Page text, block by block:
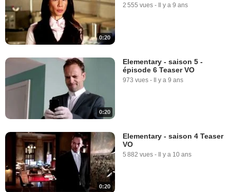
0:20
2 555 vues - Il y a 9 ans
0:20
Elementary - saison 5 -
épisode 6 Teaser VO
973 vues - Il y a 9 ans
0:20
Elementary - saison 4 Teaser
VO
5 882 vues - Il y a 10 ans